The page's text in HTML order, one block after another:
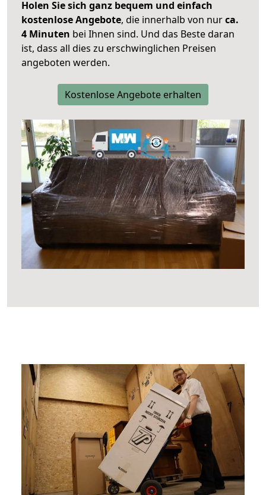
Holen Sie sich ganz bequem und einfach
kostenlose Angebote, die innerhalb von nurca.
4 Minuten bei Ihnen sind. Und das Beste daran
ist, dass all dies zu erschwinglichen Preisen
angeboten werden.
Kostenlose Angebote erhalten